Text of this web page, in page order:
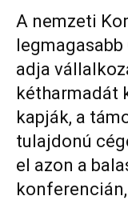
A nemzeti
adja
kétharmadát
kapják, a
tulajdonú
el azon a